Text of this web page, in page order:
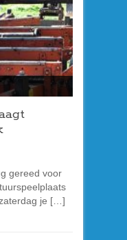
gereed voor
je […]